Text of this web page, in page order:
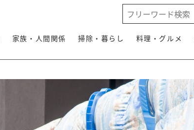
家族・人間関係 掃除・暮らし 料理・グルメ